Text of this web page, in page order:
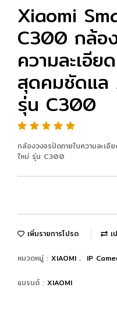
Xiaomi
C300 กล้อ
ความละเอี
สุดคมชัดแล
รุ่น C300
กล้องวงจรปิดภายในความละเ
ใหม่ รุ่น C300
เพิ่มรายการโปรด เ
หมวดหมู่ : XIAOMI , IP
แบรนด์ : XIAOMI